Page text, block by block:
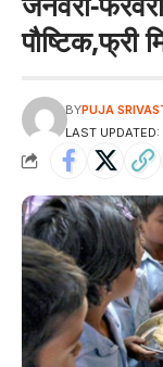
पौष्टिक,फ्री
LAST
BYPUJA